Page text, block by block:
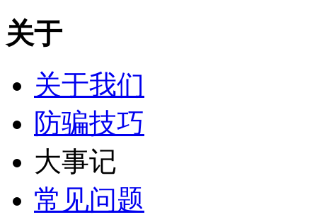
关于
关于我们
防骗技巧
大事记
常见问题